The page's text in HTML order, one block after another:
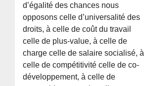
d’égalité des chances nous
opposons celle d’universalité des
droits, à celle de coût du travail
celle de plus-value, à celle de
charge celle de salaire socialisé, à
celle de compétitivité celle de co-
développement, à celle de